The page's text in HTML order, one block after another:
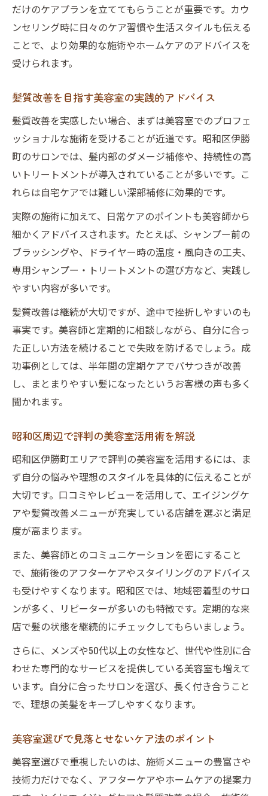
美容室活用でパサつき知らずの美髪を目指
す
美髪を目指すならエイジング対策が鍵
美容室で始めるエイジング対策の正しい方
ー
美容室で相談できる年齢別ヘアケアの極意
エイジング世代が実践したい美容室活用術
美容室で叶える若々しい髪質への近道とは
伊勝町で話題の髪質改善法を徹底解説
美容室が提案する伊勝町の髪質改善最新情
報
髪質改善に強い美容室の施術事例と体験談
美容室の口コミで選ぶ髪質改善法の実力
伊勝町の美容室で体験できる髪質変化の実
感
美容室利用者が語る髪質改善の成功ポイン
ト
美容室活用で見た目年齢が変わる秘訣
美容室を活用した若見えヘアのポイント解
美容室で印象アップするエイジングケア術
見た目年齢を変える美容室の施術テクニッ
ク
美容室スタッフが勧める若返りケアの実例
美容室選びで変わる印象と髪質の関係性
だけのケアプランを立ててもらうことが重要です。カウ
ンセリング時に日々のケア習慣や生活スタイルも伝える
ことで、より効果的な施術やホームケアのアドバイスを
受けられます。
髪質改善を目指す美容室の実践的アドバイス
髪質改善を実感したい場合、まずは美容室でのプロフェ
ッショナルな施術を受けることが近道です。昭和区伊勝
町のサロンでは、髪内部のダメージ補修や、持続性の高
いトリートメントが導入されていることが多いです。こ
れらは自宅ケアでは難しい深部補修に効果的です。
実際の施術に加えて、日常ケアのポイントも美容師から
細かくアドバイスされます。たとえば、シャンプー前の
ブラッシングや、ドライヤー時の温度・風向きの工夫、
専用シャンプー・トリートメントの選び方など、実践し
やすい内容が多いです。
髪質改善は継続が大切ですが、途中で挫折しやすいのも
事実です。美容師と定期的に相談しながら、自分に合っ
た正しい方法を続けることで失敗を防げるでしょう。成
功事例としては、半年間の定期ケアでパサつきが改善
し、まとまりやすい髪になったというお客様の声も多く
聞かれます。
昭和区周辺で評判の美容室活用術を解説
昭和区伊勝町エリアで評判の美容室を活用するには、ま
ず自分の悩みや理想のスタイルを具体的に伝えることが
大切です。口コミやレビューを活用して、エイジングケ
アや髪質改善メニューが充実している店舗を選ぶと満足
度が高まります。
また、美容師とのコミュニケーションを密にすること
で、施術後のアフターケアやスタイリングのアドバイス
も受けやすくなります。昭和区では、地域密着型のサロ
ンが多く、リピーターが多いのも特徴です。定期的な来
店で髪の状態を継続的にチェックしてもらいましょう。
さらに、メンズや50代以上の女性など、世代や性別に合
わせた専門的なサービスを提供している美容室も増えて
います。自分に合ったサロンを選び、長く付き合うこと
で、理想の美髪をキープしやすくなります。
美容室選びで見落とせないケア法のポイント
美容室選びで重視したいのは、施術メニューの豊富さや
技術力だけでなく、アフターケアやホームケアの提案力